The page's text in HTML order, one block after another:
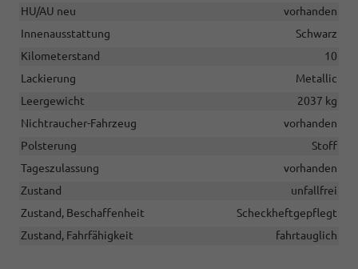
HU/AU neu
vorhanden
Innenausstattung
Schwarz
Kilometerstand
10
Lackierung
Metallic
Leergewicht
2037 kg
Nichtraucher-Fahrzeug
vorhanden
Polsterung
Stoff
Tageszulassung
vorhanden
Zustand
unfallfrei
Zustand, Beschaffenheit
Scheckheftgepflegt
Zustand, Fahrfähigkeit
fahrtauglich